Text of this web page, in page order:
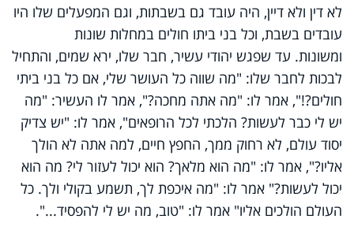
לא דין ולא דיין, היה עובד גם בשבתות, וגם המפעלים שלו היו
עובדים בשבת, וכל בני ביתו חולים במחלות שונות
ומשונות. עד שפגש יהודי עשיר, חבר שלו, ירא שמים, והתחיל
לבכות לחבר שלו: "מה שווה כל העושר שלי, אם כל בני ביתי
חולים?!", אמר לו: "מה אתה מחכה?", אמר לו העשיר: "מה
יש לי כבר לעשות? הלכתי לכל הרופאים", אמר לו: "יש צדיק
יסוד עולם, לא רחוק ממך, החפץ חיים, למה אתה לא הולך
אליו?", אמר לו: "מה הוא מלאך? הוא יכול לעזור לי? מה הוא
יכול לעשות?" אמר לו: "מה איכפת לך, תשמע בקולי ולך. כל
העולם הולכים אליו" אמר לו: "טוב, מה יש לי להפסיד...".